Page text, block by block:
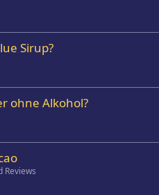
Sirup?
ohne Alkohol?
Reviews